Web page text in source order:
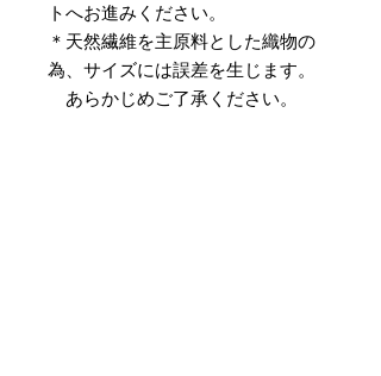
トへお進みください。
＊天然繊維を主原料とした織物の
為、サイズには誤差を生じます。
あらかじめご了承ください。